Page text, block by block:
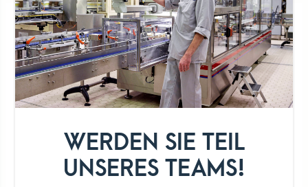
WERDEN SIE TEIL
UNSERES TEAMS!
Article nb.
1190901 (x12)
Sablés mit 24% "Rose"-Butter
5453002500019 5453002501016